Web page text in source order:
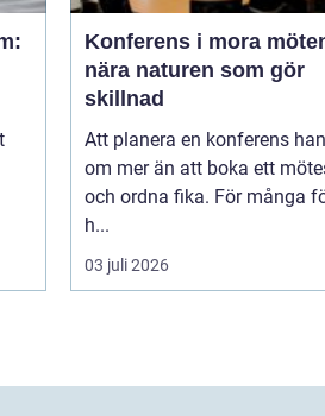
Konferens i mora möten
nära naturen som gör
skillnad
Att planera en konferens
om mer än att boka ett
och ordna fika. För många
h...
03 juli 2026